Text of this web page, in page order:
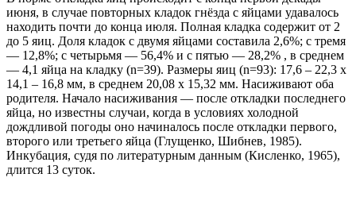
июня, в случае повторных кладок гнёзда с яйцами удавалось
находить почти до конца июля. Полная кладка содержит от 2
до 5 яиц. Доля кладок с двумя яйцами составила 2,6%; с тремя
— 12,8%; с четырьмя — 56,4% и с пятью — 28,2% , в среднем
— 4,1 яйца на кладку (n=39). Размеры яиц (n=93): 17,6 – 22,3 x
14,1 – 16,8 мм, в среднем 20,08 x 15,32 мм. Насиживают оба
родителя. Начало насиживания — после откладки последнего
яйца, но известны случаи, когда в условиях холодной
дождливой погоды оно начиналось после откладки первого,
второго или третьего яйца (Глущенко, Шибнев, 1985).
Инкубация, судя по литературным данным (Кисленко, 1965),
длится 13 суток.